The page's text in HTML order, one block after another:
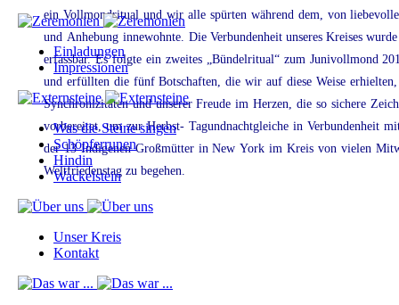
ein Vollmondritual und wir alle spürten während dem, von
und Anhebung innewohnte. Die Verbundenheit unseres Kreises
erfassbar. Es folgte ein zweites „Bündelritual“ zum Junivollmond
und erfüllten die fünf Botschaften, die wir auf diese Weise erhielten,
Synchronizitäten und unserer Freude im Herzen, die so sichere
vorbereitet, um zur Herbst- Tagundnachtgleiche in Verbundenheit
der 13 Indigenen Großmütter in New York im Kreis von vielen
Weltfriedenstag zu begehen.
Einladungen
Impressionen
Was die Steine singen
Schöpferrunen
Hindin
Wackelstein
Unser Kreis
Kontakt